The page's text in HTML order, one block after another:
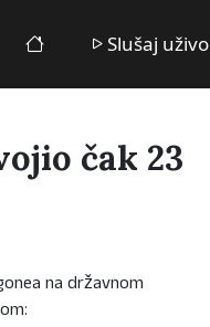
Slušaj uživo
čak 23
na državnom